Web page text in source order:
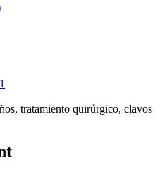
tratamiento quirúrgico, clavos